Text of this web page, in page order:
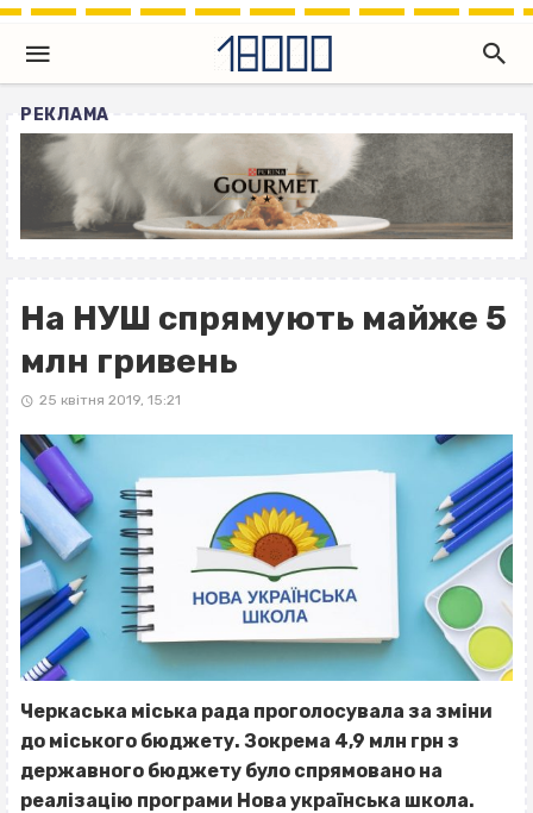
РЕКЛАМА
На НУШ спрямують майже 5
млн гривень
25 квітня 2019, 15:21
Черкаська міська рада проголосувала за зміни
до міського бюджету. Зокрема 4,9 млн грн з
державного бюджету було спрямовано на
реалізацію програми Нова українська школа.